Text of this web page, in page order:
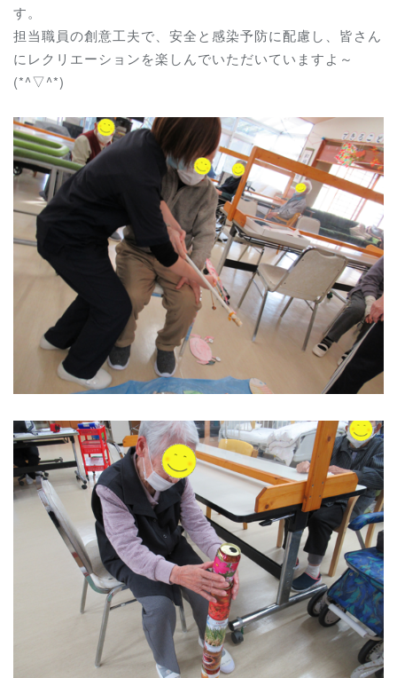
す
担当職員の創意工夫で、安全と感染予防に配慮し、皆さん
にレクリエーションを楽しんでいただいていますよ～
(*^▽^*)